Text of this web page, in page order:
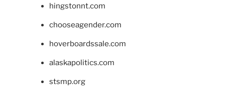
hingstonnt.com
chooseagender.com
hoverboardssale.com
alaskapolitics.com
stsmp.org